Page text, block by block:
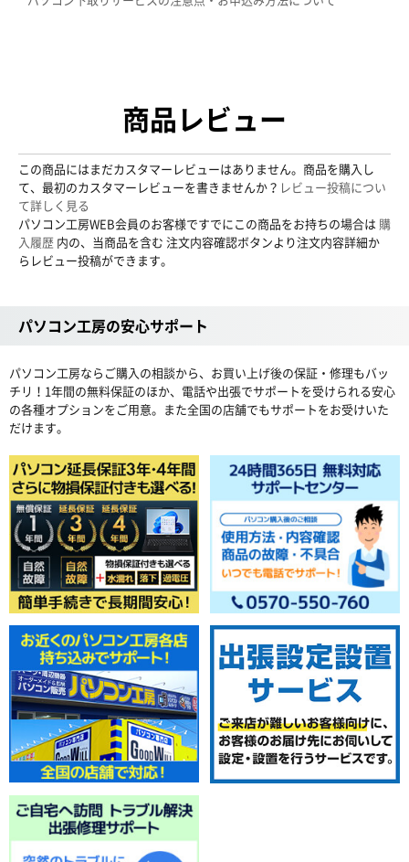
商品レビュー
この商品にはまだカスタマーレビューはありません。商品を購入し
て、最初のカスタマーレビューを書きませんか？ レビュー投稿につい
て詳しく見る
パソコン工房WEB会員のお客様ですでにこの商品をお持ちの場合は 購
入履歴 内の、当商品を含む 注文内容確認ボタンより注文内容詳細か
らレビュー投稿ができます。
パソコン工房の安心サポート
パソコン工房ならご購入の相談から、お買い上げ後の保証・修理もバッ
チリ！1年間の無料保証のほか、電話や出張でサポートを受けられる安心
の各種オプションをご用意。また全国の店舗でもサポートをお受けいた
だけます。